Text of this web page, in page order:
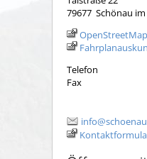
79677 Schönau
OpenStreetMap
Telefon
Fax